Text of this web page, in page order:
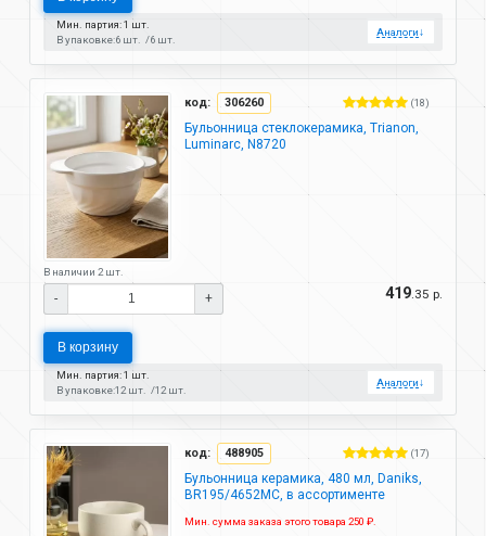
Мин. партия: 1 шт.
В упаковке:6 шт. 6 шт.
Аналоги↓
код: 306260 (18)
Бульонница стеклокерамика, Trianon,
Luminarc, N8720
В наличии 2 шт.
- + 419.35 р.
В корзину
Мин. партия: 1 шт.
В упаковке:12 шт. 12 шт.
Аналоги↓
код: 488905 (17)
Бульонница керамика, 480 мл, Daniks,
BR195/4652MC, в ассортименте
Мин. сумма заказа этого товара 250 ₽.